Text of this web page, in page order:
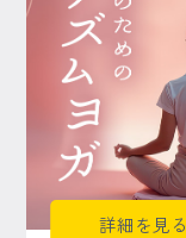
詳細を見る